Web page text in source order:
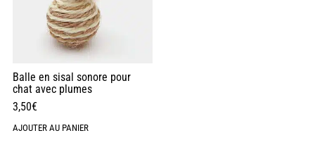
Balle en sisal sonore pour
chat avec plumes
3,50€
AJOUTER AU PANIER